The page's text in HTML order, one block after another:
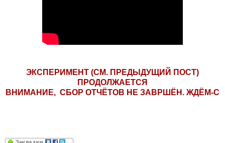
ЭКСПЕРИМЕНТ (СМ. ПРЕДЫДУЩИЙ ПОСТ)
ПРОДОЛЖАЕТСЯ
ВНИМАНИЕ, СБОР ОТЧЁТОВ НЕ ЗАВРШЁН. ЖДЁМ-С